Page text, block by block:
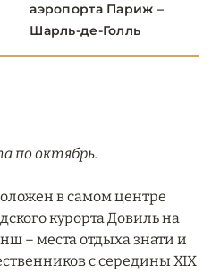
РОНА-АЛЬПЫ
аэропорта Париж –
Шарль-де-Голль
по октябрь.
в самом центре
курорта Довиль на
– места отдыха знати и
с середины XIX